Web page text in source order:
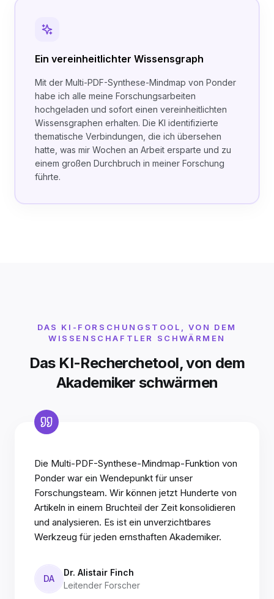
Ein vereinheitlichter Wissensgraph
Mit der Multi-PDF-Synthese-Mindmap von Ponder
habe ich alle meine Forschungsarbeiten
hochgeladen und sofort einen vereinheitlichten
Wissensgraphen erhalten. Die KI identifizierte
thematische Verbindungen, die ich übersehen
hatte, was mir Wochen an Arbeit ersparte und zu
einem großen Durchbruch in meiner Forschung
führte.
DAS KI-FORSCHUNGSTOOL, VON DEM
WISSENSCHAFTLER SCHWÄRMEN
Das KI-Recherchetool, von dem
Akademiker schwärmen
Die Multi-PDF-Synthese-Mindmap-Funktion von
Ponder war ein Wendepunkt für unser
Forschungsteam. Wir können jetzt Hunderte von
Artikeln in einem Bruchteil der Zeit konsolidieren
und analysieren. Es ist ein unverzichtbares
Werkzeug für jeden ernsthaften Akademiker.
DA
Dr. Alistair Finch
Leitender Forscher